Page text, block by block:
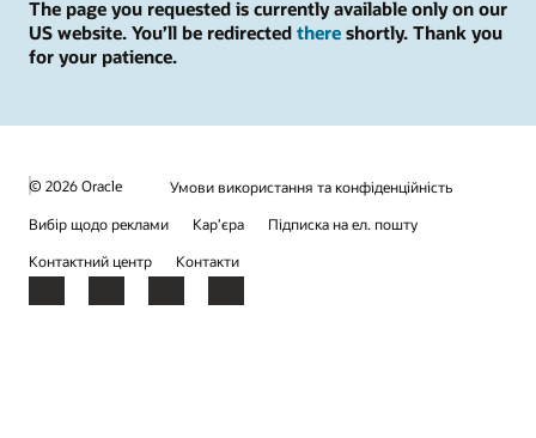
The page you requested is currently available only on our
US website. You’ll be redirected there shortly. Thank you
for your patience.
© 2026 Oracle
Умови використання та конфіденційність
Вибір щодо реклами
Кар’єра
Підписка на ел. пошту
Контактний центр
Контакти
Facebook
X LinkedInYouTube